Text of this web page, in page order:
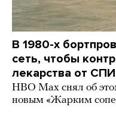
В 1980-х
сеть, чтобы
лекарства от
HBO Max снял об
новым «Жарким